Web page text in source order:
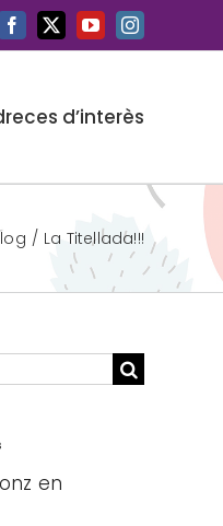
Facebook
X YouTubeInstagram
d’interès
La Titellada!!!
en